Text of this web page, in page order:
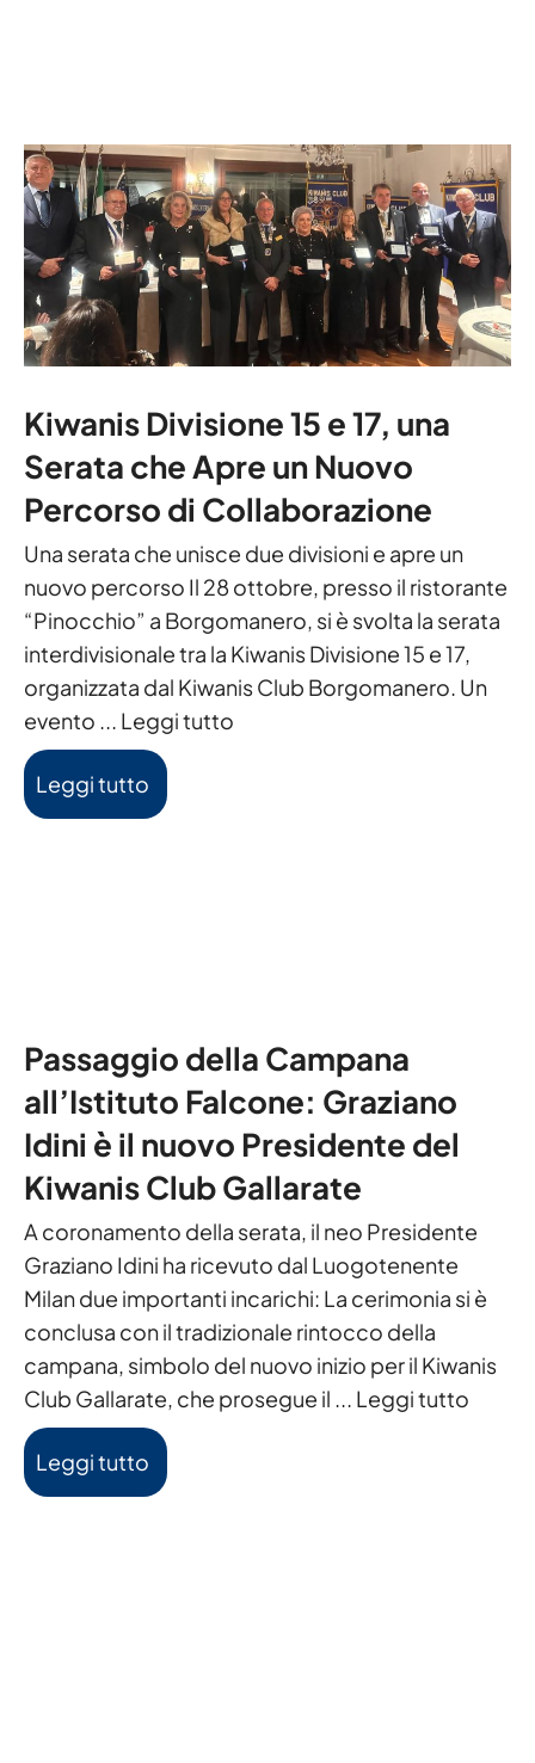
Kiwanis Divisione 15 e 17, una
Serata che Apre un Nuovo
Percorso di Collaborazione
Una serata che unisce due divisioni e apre un
nuovo percorso Il 28 ottobre, presso il ristorante
“Pinocchio” a Borgomanero, si è svolta la serata
interdivisionale tra la Kiwanis Divisione 15 e 17,
organizzata dal Kiwanis Club Borgomanero. Un
evento ... Leggi tutto
Leggi tutto
Passaggio della Campana
all’Istituto Falcone: Graziano
Idini è il nuovo Presidente del
Kiwanis Club Gallarate
A coronamento della serata, il neo Presidente
Graziano Idini ha ricevuto dal Luogotenente
Milan due importanti incarichi: La cerimonia si è
conclusa con il tradizionale rintocco della
campana, simbolo del nuovo inizio per il Kiwanis
Club Gallarate, che prosegue il ... Leggi tutto
Leggi tutto